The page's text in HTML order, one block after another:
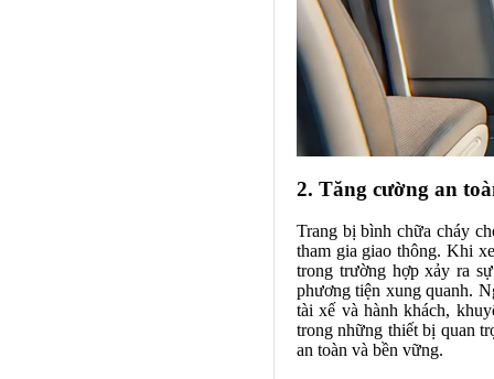
2. Tăng cường an
Trang bị bình chữa cháy
tham gia giao thông. Khi
trong trường hợp xảy ra
phương tiện xung quanh.
tài xế và hành khách,
trong những thiết bị quan
an toàn và bền vững.